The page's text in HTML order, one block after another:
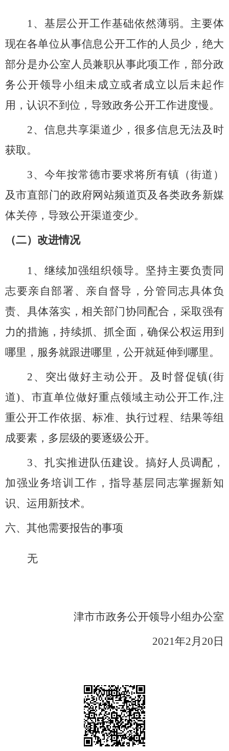
1、基层公开工作基础依然薄弱。主要体
现在各单位从事信息公开工作的人员少，绝大
部分是办公室人员兼职从事此项工作，部分政
务公开领导小组未成立或者成立以后未起作
用，认识不到位，导致政务公开工作进度慢。
2、信息共享渠道少，很多信息无法及时
获取。
3、今年按常德市要求将所有镇（街道）
及市直部门的政府网站频道页及各类政务新媒
体关停，导致公开渠道变少。
（二）改进情况
1、继续加强组织领导。坚持主要负责同
志要亲自部署、亲自督导，分管同志具体负
责、具体落实，相关部门协同配合，采取强有
力的措施，持续抓、抓全面，确保公权运用到
哪里，服务就跟进哪里，公开就延伸到哪里。
2、突出做好主动公开。及时督促镇(街
道)、市直单位做好重点领域主动公开工作,注
重公开工作依据、标准、执行过程、结果等组
成要素，多层级的要逐级公开。
3、扎实推进队伍建设。搞好人员调配，
加强业务培训工作，指导基层同志掌握新知
识、运用新技术。
六、其他需要报告的事项
无
津市市政务公开领导小组办公室
2021年2月20日